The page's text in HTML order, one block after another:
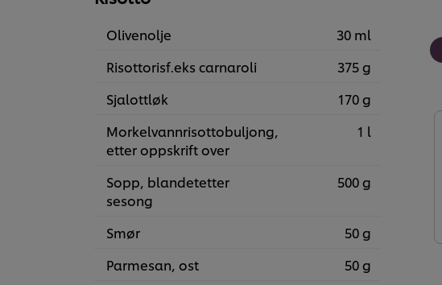
Olivenolje
30 ml
Risottorisf.eks carnaroli
375 g
Sjalottløk
170 g
Morkelvannrisottobuljong,
etter oppskrift over
1 l
Sopp, blandetetter
sesong
500 g
Smør
50 g
Parmesan, ost
50 g